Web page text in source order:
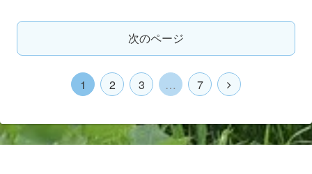
次のページ
1 2 3 … 7